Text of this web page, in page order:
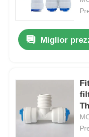
Miglior